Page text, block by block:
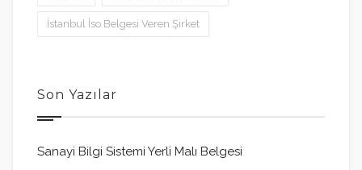
İstanbul İso Belgesi Veren Şirket
Son Yazılar
Sanayi Bilgi Sistemi Yerli Malı Belgesi